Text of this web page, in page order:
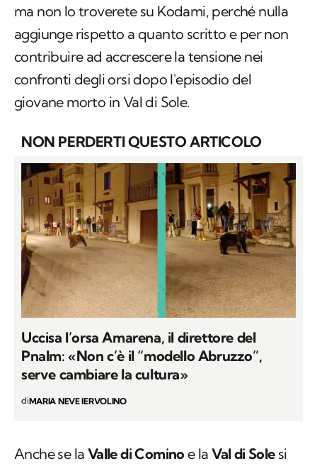
ma non lo troverete su Kodami, perché nulla
aggiunge rispetto a quanto scritto e per non
contribuire ad accrescere la tensione nei
confronti degli orsi dopo l'episodio del
giovane morto in Val di Sole.
NON PERDERTI QUESTO ARTICOLO
Uccisa l’orsa Amarena, il direttore del
Pnalm: «Non c’è il “modello Abruzzo”,
serve cambiare la cultura»
diMARIA NEVE IERVOLINO
Anche se la Valle di Comino e laVal di Solesi